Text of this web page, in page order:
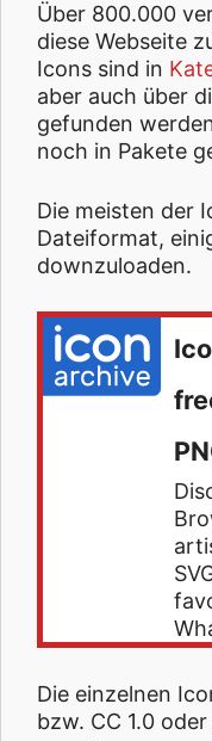
Über 800.000
diese Webseite
Icons sind in
aber auch über
gefunden
noch in Pakete
Die meisten der
Dateiformat,
downzuloaden.
Die einzelnen
bzw. CC 1.0